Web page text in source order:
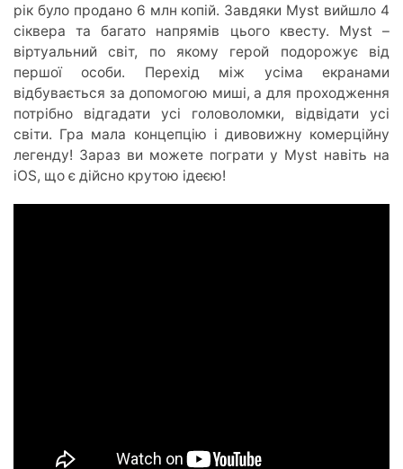
рік було продано 6 млн копій. Завдяки Myst вийшло 4
сіквера та багато напрямів цього квесту. Myst –
віртуальний світ, по якому герой подорожує від
першої особи. Перехід між усіма екранами
відбувається за допомогою миші, а для проходження
потрібно відгадати усі головоломки, відвідати усі
світи. Гра мала концепцію і дивовижну комерційну
легенду! Зараз ви можете пограти у Myst навіть на
iOS, що є дійсно крутою ідеєю!